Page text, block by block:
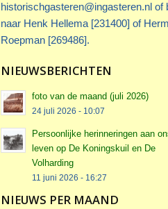
historischgasteren@ingasteren.nlof
naar Henk Hellema [231400] of
Roepman [269486].
NIEUWSBERICHTEN
foto van de maand (juli 2026)
24 juli 2026 - 10:07
Persoonlijke herinneringen aan
leven op De Koningskuil en De
Volharding
11 juni 2026 - 16:27
NIEUWS PER MAAND